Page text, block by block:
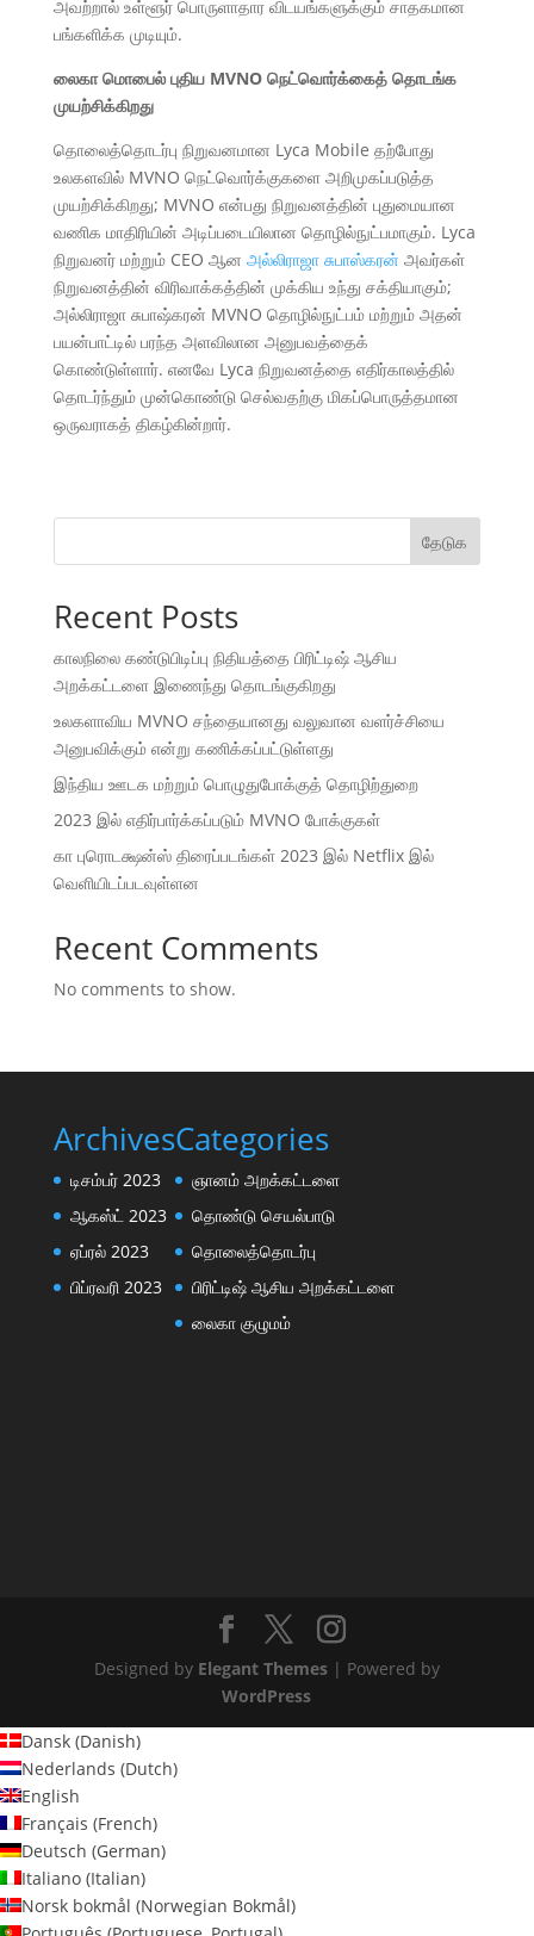
அவற்றால் உள்ளூர் பொருளாதார விடயங்களுக்கும் சாதகமான
பங்களிக்க முடியும்.
லைகா மொபைல் புதிய MVNO நெட்வொர்க்கைத் தொடங்க
முயற்சிக்கிறது
தொலைத்தொடர்பு நிறுவனமான Lyca Mobile தற்போது
உலகளவில் MVNO நெட்வொர்க்குகளை அறிமுகப்படுத்த
முயற்சிக்கிறது; MVNO என்பது நிறுவனத்தின் புதுமையான
வணிக மாதிரியின் அடிப்படையிலான தொழில்நுட்பமாகும். Lyca
நிறுவனர் மற்றும் CEO ஆன அல்லிராஜா சுபாஸ்கரன் அவர்கள்
நிறுவனத்தின் விரிவாக்கத்தின் முக்கிய உந்து சக்தியாகும்;
அல்லிராஜா சுபாஷ்கரன் MVNO தொழில்நுட்பம் மற்றும் அதன்
பயன்பாட்டில் பரந்த அளவிலான அனுபவத்தைக்
கொண்டுள்ளார். எனவே Lyca நிறுவனத்தை எதிர்காலத்தில்
தொடர்ந்தும் முன்கொண்டு செல்வதற்கு மிகப்பொருத்தமான
ஒருவராகத் திகழ்கின்றார்.
தேடுக
Recent Posts
காலநிலை கண்டுபிடிப்பு நிதியத்தை பிரிட்டிஷ் ஆசிய
அறக்கட்டளை இணைந்து தொடங்குகிறது
உலகளாவிய MVNO சந்தையானது வலுவான வளர்ச்சியை
அனுபவிக்கும் என்று கணிக்கப்பட்டுள்ளது
இந்திய ஊடக மற்றும் பொழுதுபோக்குத் தொழிற்துறை
2023 இல் எதிர்பார்க்கப்படும் MVNO போக்குகள்
கா புரொடக்ஷன்ஸ் திரைப்படங்கள் 2023 இல் Netflix இல்
வெளியிடப்படவுள்ளன
Recent Comments
No comments to show.
Archives
டிசம்பர் 2023
ஆகஸ்ட் 2023
ஏப்ரல் 2023
பிப்ரவரி 2023
Categories
ஞானம் அறக்கட்டளை
தொண்டு செயல்பாடு
தொலைத்தொடர்பு
பிரிட்டிஷ் ஆசிய அறக்கட்டளை
லைகா குழுமம்
Designed by Elegant Themes| Powered by
WordPress
Dansk (Danish)
Nederlands (Dutch)
English
Français (French)
Deutsch (German)
Italiano (Italian)
Norsk bokmål (Norwegian Bokmål)